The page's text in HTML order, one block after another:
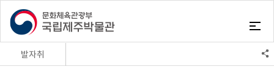
발자취